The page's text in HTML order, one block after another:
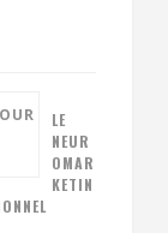
LE
NEUR
OMAR
KETIN